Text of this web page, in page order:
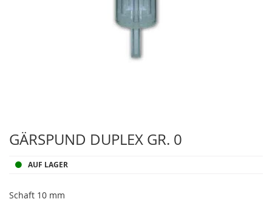
GÄRSPUND DUPLEX GR. 0
AUF LAGER
Schaft 10 mm
Anfang
der
springen